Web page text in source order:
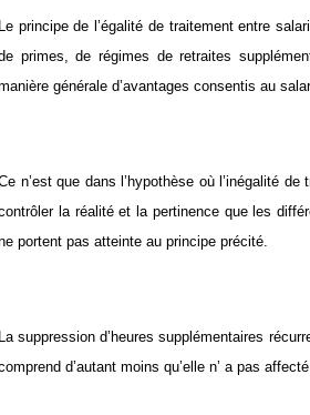
Le principe de l’égalité de traitement entre
primes, de régimes de retraites
générale d’avantages consentis au
n’est que dans l’hypothèse où l’inégalité
la réalité et la pertinence que les
portent pas atteinte au principe précité.
La suppression d’heures supplémentaires
d’autant moins qu’elle n’ a pas